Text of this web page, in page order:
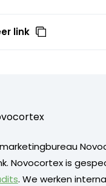
link
Novocortex is
. We werken